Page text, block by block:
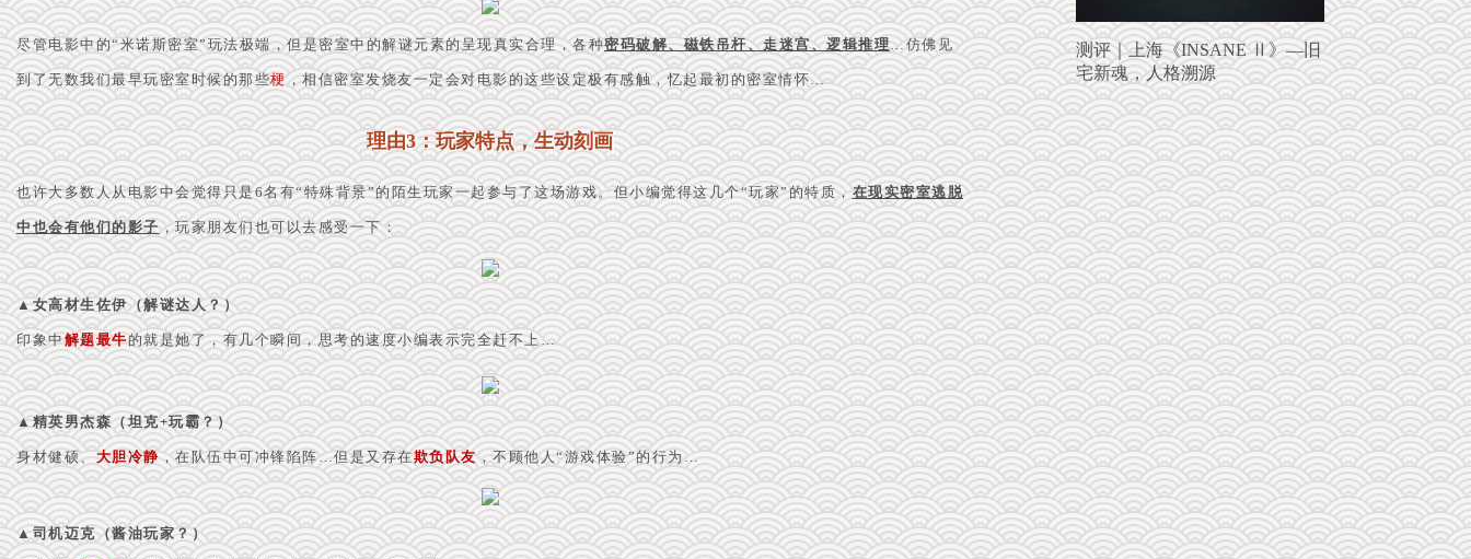
尽管电影中的“米诺斯密室”玩法极端，但是密室中的解谜元素的呈现真实合理，各种密码破解、磁铁吊杆、走迷宫、逻辑推理…仿佛见
到了无数我们最早玩密室时候的那些梗，相信密室发烧友一定会对电影的这些设定极有感触，忆起最初的密室情怀…
理由3：玩家特点，生动刻画
也许大多数人从电影中会觉得只是6名有“特殊背景”的陌生玩家一起参与了这场游戏。但小编觉得这几个“玩家”的特质，在现实密室逃脱
中也会有他们的影子，玩家朋友们也可以去感受一下：
▲女高材生佐伊（解谜达人？）
印象中解题最牛的就是她了，有几个瞬间，思考的速度小编表示完全赶不上…
▲精英男杰森（坦克+玩霸？）
身材健硕、大胆冷静，在队伍中可冲锋陷阵…但是又存在欺负队友，不顾他人“游戏体验”的行为…
▲司机迈克（酱油玩家？）
测评｜上海《INSANE Ⅱ》—旧
宅新魂，人格溯源